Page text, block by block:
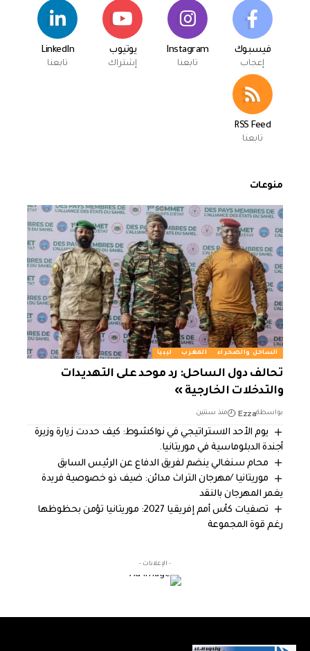
فيسبوك
إعجاب
Instagram
تابعنا
يوتيوب
إشتراك
LinkedIn
تابعنا
RSS Feed
تابعنا
منوعات
الساحل والصحراء المغرب ليبيا
تحالف دول الساحل: رد موحد على التهديدات
والتدخلات الخارجية »
بواسطةEzza منذ سنتين
يوم الأحد الاستراتيجي في نواكشوط: كيف حددت زيارة وزيرة
أجندة الدبلوماسية في موريتانيا.
محام سنغالي ينضم لفريق الدفاع عن الرئيس السابق
موريتانيا /مهرجان التراث مدائن: ضيف ذو خصوصية فريدة
يغمر المهرجان بالنقد
تصفيات كأس أمم إفريقيا 2027: موريتانيا تؤمن بحظوظها
رغم قوة المجموعة
- الإعلانات -